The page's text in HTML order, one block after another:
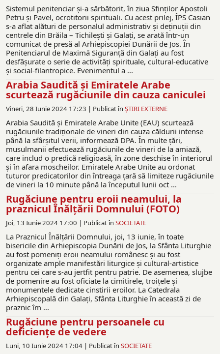
Sistemul penitenciar și-a sărbătorit, în ziua Sfinților Apostoli
Petru și Pavel, ocrotitorii spirituali. Cu acest prilej, ÎPS Casian
s-a aflat alături de personalul administrativ și deținuții din
centrele din Brăila – Tichilești și Galați, se arată într-un
comunicat de presă al Arhiepiscopiei Dunării de Jos. În
Penitenciarul de Maximă Siguranță din Galaţi au fost
desfăşurate o serie de activităţi spirituale, cultural-educative
şi social-filantropice. Evenimentul a ...
Arabia Saudită și Emiratele Arabe
scurtează rugăciunile din cauza caniculei
Vineri, 28 Iunie 2024 17:23 | Publicat în ŞTIRI EXTERNE
Arabia Saudită şi Emiratele Arabe Unite (EAU) scurtează
rugăciunile tradiţionale de vineri din cauza căldurii intense
până la sfârşitul verii, informează DPA. În multe ţări,
musulmanii efectuează rugăciunile de vineri de la amiază,
care includ o predică religioasă, în zone deschise în interiorul
şi în afara moscheilor. Emiratele Arabe Unite au ordonat
tuturor predicatorilor din întreaga ţară să limiteze rugăciunile
de vineri la 10 minute până la începutul lunii oct ...
Rugăciune pentru eroii neamului, la
praznicul Înălțării Domnului (FOTO)
Joi, 13 Iunie 2024 17:00 | Publicat în SOCIETATE
La Praznicul Înălţării Domnului, joi, 13 iunie, în toate
bisericile din Arhiepiscopia Dunării de Jos, la Sfânta Liturghie
au fost pomeniţi eroii neamului românesc şi au fost
organizate ample manifestări liturgice şi cultural-artistice
pentru cei care s-au jertfit pentru patrie. De asemenea, slujbe
de pomenire au fost oficiate la cimitirele, troiţele şi
monumentele dedicate cinstirii eroilor. La Catedrala
Arhiepiscopală din Galaţi, Sfânta Liturghie în această zi de
praznic îm ...
Rugăciune pentru persoanele cu
deficiențe de vedere
Luni, 10 Iunie 2024 17:04 | Publicat în SOCIETATE